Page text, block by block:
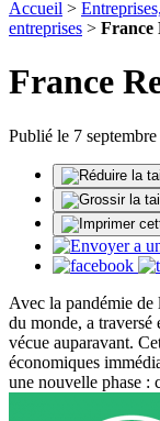
Accueil >
entreprises > France
France
Publié le 7
Avec la pandémie
du monde, a traversé
vécue auparavant.
économiques
une nouvelle phase :